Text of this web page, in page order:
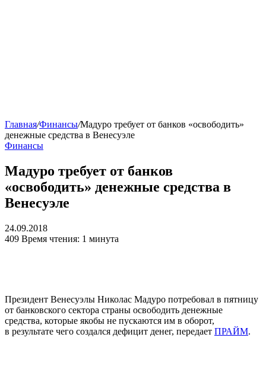
Главная/Финансы/Мадуро требует от банков «освободить»
денежные средства в Венесуэле
Финансы
Мадуро требует от банков
«освободить» денежные средства в
Венесуэле
24.09.2018
409 Время чтения: 1 минута
Президент Венесуэлы Николас Мадуро потребовал в пятницу
от банковского сектора страны освободить денежные
средства, которые якобы не пускаются им в оборот,
в результате чего создался дефицит денег, передает ПРАЙМ.